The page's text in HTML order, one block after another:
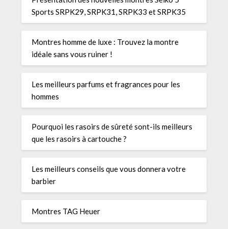
Sports SRPK29, SRPK31, SRPK33 et SRPK35
Montres homme de luxe : Trouvez la montre
idéale sans vous ruiner !
Les meilleurs parfums et fragrances pour les
hommes
Pourquoi les rasoirs de sûreté sont-ils meilleurs
que les rasoirs à cartouche ?
Les meilleurs conseils que vous donnera votre
barbier
Montres TAG Heuer